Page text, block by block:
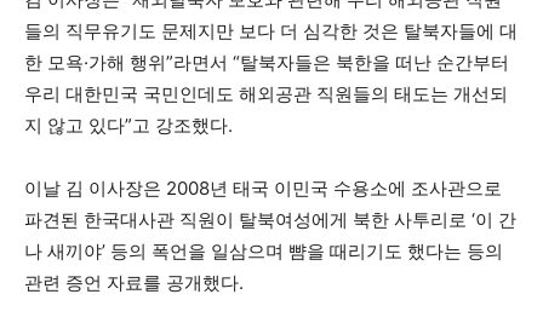
들의 직무유기도 문제지만 보다 더 심각한 것은 탈북자들에 대
한 모욕·가해 행위”라면서 “탈북자들은 북한을 떠난 순간부터
우리 대한민국 국민인데도 해외공관 직원들의 태도는 개선되
지 않고 있다”고 강조했다.
이날 김 이사장은 2008년 태국 이민국 수용소에 조사관으로
파견된 한국대사관 직원이 탈북여성에게 북한 사투리로 ‘이 간
나 새끼야’ 등의 폭언을 일삼으며 뺨을 때리기도 했다는 등의
관련 증언 자료를 공개했다.